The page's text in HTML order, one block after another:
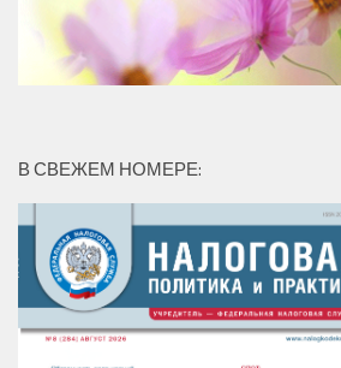
В СВЕЖЕМ НОМЕРЕ: